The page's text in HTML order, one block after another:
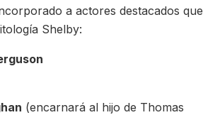
a actores destacados que
Shelby:
(encarnará al hijo de Thomas